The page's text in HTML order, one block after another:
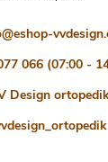
@eshop-
066 (07:00 -
Design